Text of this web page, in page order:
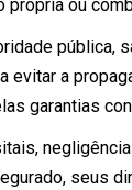
própria ou
pública,
evitar a
garantias
seus